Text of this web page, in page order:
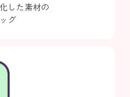
した素材の
グ